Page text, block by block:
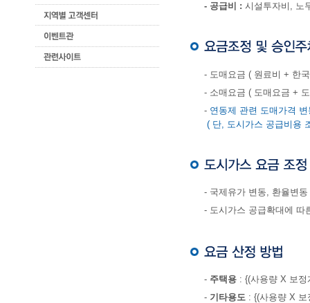
- 공급비 : 시설투자비, 노
- 도매요금 ( 원료비 + 한
- 소매요금 ( 도매요금 +
- 연동제 관련 도매가격
( 단, 도시가스 공급비용
- 국제유가 변동, 환율변동
- 도시가스 공급확대에 따
- 주택용 : {(사용량 X 보
- 기타용도 : {(사용량 X